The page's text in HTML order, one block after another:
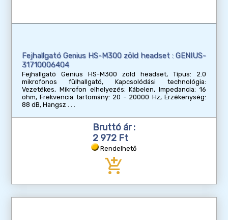
Fejhallgató Genius HS-M300 zöld headset : GENIUS-
31710006404
Fejhallgató Genius HS-M300 zöld headset, Típus: 2.0
mikrofonos fülhallgató, Kapcsolódási technológia:
Vezetékes, Mikrofon elhelyezés: Kábelen, Impedancia: 16
ohm, Frekvencia tartomány: 20 - 20000 Hz, Érzékenység:
88 dB, Hangsz
Bruttó ár :
2 972 Ft
Rendelhető
add_shopping_cart